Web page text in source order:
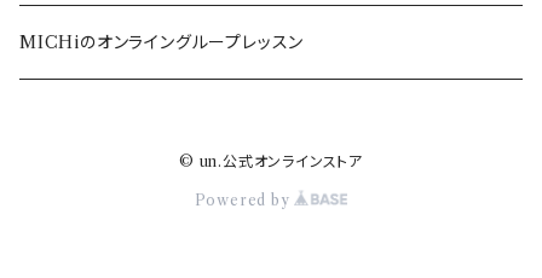
MICHiのオンライングループレッスン
© un.公式オンラインストア
Powered by